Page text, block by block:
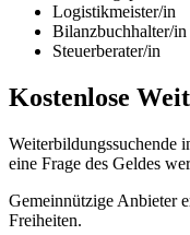
Logistikmeister/in
Bilanzbuchhalter/in
Steuerberater/in
Kostenlose
Weiterbildungssuchende
eine Frage des Geldes
Gemeinnützige Anbieter
Freiheiten.